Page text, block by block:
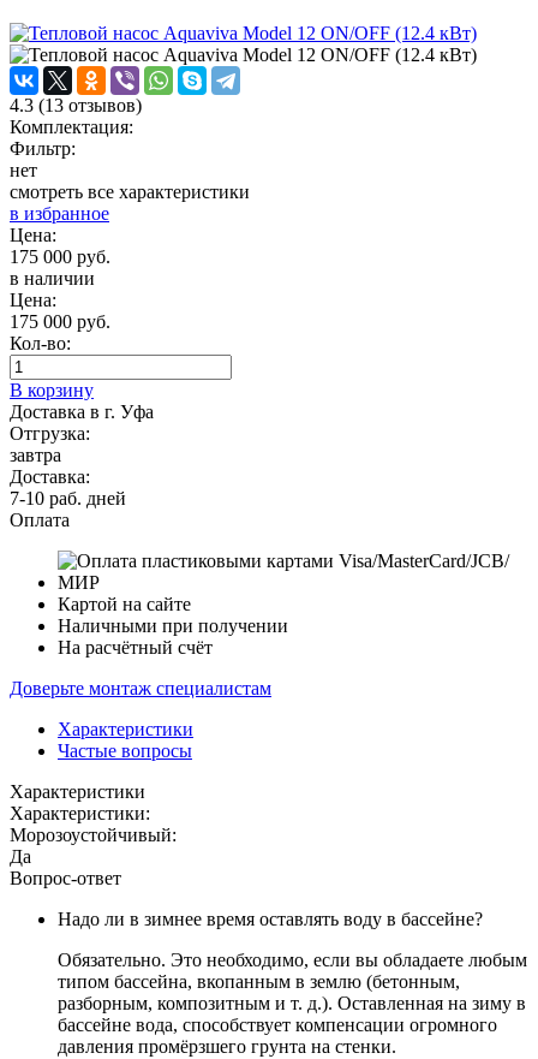
4.3 (13 отзывов)
Комплектация:
Фильтр:
нет
смотреть все характеристики
в избранное
Цена:
175 000 руб.
в наличии
Цена:
175 000 руб.
Кол-во:
В корзину
Доставка в г. Уфа
Отгрузка:
завтра
Доставка:
7-10 раб. дней
Оплата
Картой на сайте
Наличными при получении
На расчётный счёт
Доверьте монтаж специалистам
Характеристики
Частые вопросы
Характеристики
Характеристики:
Морозоустойчивый:
Да
Вопрос-ответ
Надо ли в зимнее время оставлять воду в бассейне?
Обязательно. Это необходимо, если вы обладаете любым
типом бассейна, вкопанным в землю (бетонным,
разборным, композитным и т. д.). Оставленная на зиму в
бассейне вода, способствует компенсации огромного
давления промёрзшего грунта на стенки.